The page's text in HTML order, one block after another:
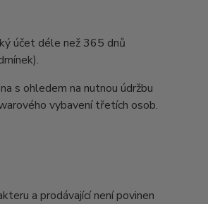
účet déle než 365 dnů
s ohledem na nutnou údržbu
vybavení třetích osob.
a prodávající není povinen